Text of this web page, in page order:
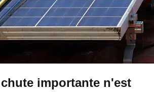
importante n'est